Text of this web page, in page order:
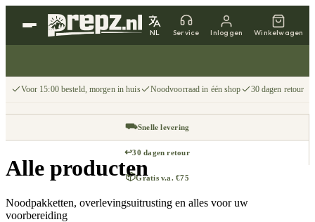
NL Service Inloggen Winkelwagen
Voor 15:00 besteld, morgen in huis Noodvoorraad in één shop 30 dagen retour
⛟Snelle levering
↩30 dagen retour
📦Gratis v.a. €75
Alle producten
Noodpakketten, overlevingsuitrusting en alles voor uw
voorbereiding